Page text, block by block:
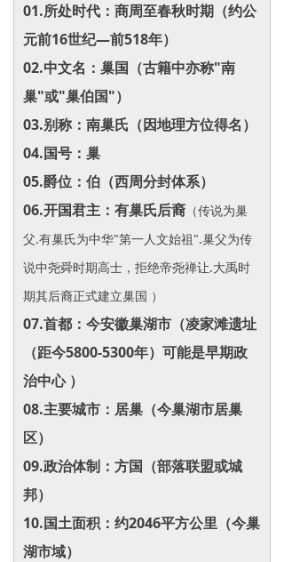
0‌1.所处时代‌：商周至春秋时期（约公
元前16世纪—前518年）‌
0‌2.中文名‌：巢国（古籍中亦称"南
巢"或"巢伯国"）
0‌3.别称‌：南巢氏（因地理方位得名）‌
0‌4.国号‌：巢
0‌5.爵位‌：伯（西周分封体系）‌
0‌6.开国君主‌：有巢氏后裔 （传说为巢
父.有巢氏为中华"第一人文始祖".巢父为传
说中尧舜时期高士，拒绝帝尧禅让.大禹时
期其后裔正式建立巢国 ）‌
0‌7.首都‌：今安徽巢湖市‌（凌家滩遗址
（距今5800-5300年）可能是早期政
治中心 ）
0‌8.主要城市‌：居巢（今巢湖市居巢
区）
0‌9.政治体制‌：方国（部落联盟或城
邦）‌
1‌0.国土面积‌：约2046平方公里（今巢
湖市域）‌